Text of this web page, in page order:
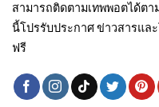
สามารถติดตามเทพพอตได้ต
นี้โปรรับประกาศ ข่าวสารแล
ฟรี